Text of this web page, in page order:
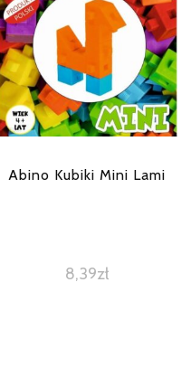
Abino Kubiki Mini Lami
8,39zł